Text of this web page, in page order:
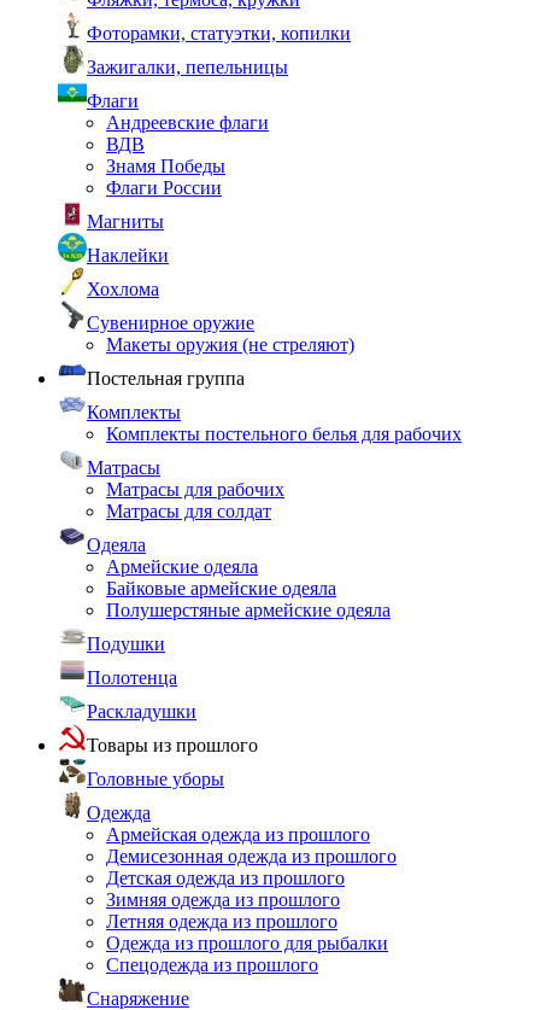
Фоторамки, статуэтки, копилки
Зажигалки, пепельницы
Флаги
Андреевские флаги
ВДВ
Знамя Победы
Флаги России
Магниты
Наклейки
Хохлома
Сувенирное оружие
Макеты оружия (не стреляют)
Постельная группа
Комплекты
Комплекты постельного белья для рабочих
Матрасы
Матрасы для рабочих
Матрасы для солдат
Одеяла
Армейские одеяла
Байковые армейские одеяла
Полушерстяные армейские одеяла
Подушки
Полотенца
Раскладушки
Товары из прошлого
Головные уборы
Одежда
Армейская одежда из прошлого
Демисезонная одежда из прошлого
Детская одежда из прошлого
Зимняя одежда из прошлого
Летняя одежда из прошлого
Одежда из прошлого для рыбалки
Спецодежда из прошлого
Снаряжение